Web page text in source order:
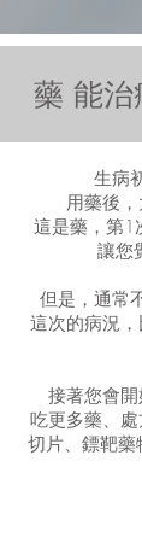
藥 能治
生病
用藥後
這是藥，第1
讓您
但是，通常
這次的病況
接著您會開
吃更多藥、處
切片、鏢靶